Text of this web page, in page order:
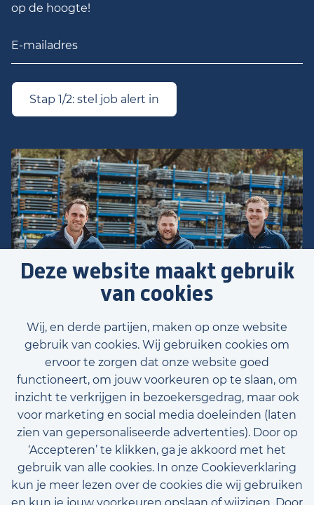
Deze website maakt gebruik
van cookies
Wij, en derde partijen, maken op onze website
gebruik van cookies. Wij gebruiken cookies om
ervoor te zorgen dat onze website goed
functioneert, om jouw voorkeuren op te slaan, om
inzicht te verkrijgen in bezoekersgedrag, maar ook
voor marketing en social media doeleinden (laten
zien van gepersonaliseerde advertenties). Door op
‘Accepteren’ te klikken, ga je akkoord met het
gebruik van alle cookies. In onze Cookieverklaring
kun je meer lezen over de cookies die wij gebruiken
Voornaam
Achternaam
E-mailadres (optioneel)
op de hoogte!
Stap 1/2: stel job alert in